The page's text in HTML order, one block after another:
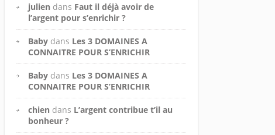
julien dans Faut il déjà avoir de
l’argent pour s’enrichir ?
Baby dans Les 3 DOMAINES A
CONNAITRE POUR S’ENRICHIR
Baby dans Les 3 DOMAINES A
CONNAITRE POUR S’ENRICHIR
chien dans L’argent contribue t’il au
bonheur ?